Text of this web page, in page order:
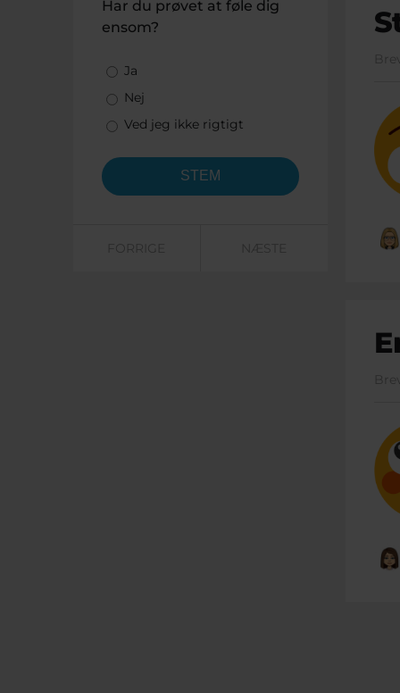
Har du prøvet at føle dig
ensom?
Valgmuligheder
Ja
Nej
Ved jeg ikke rigtigt
FORRIGE NÆSTE